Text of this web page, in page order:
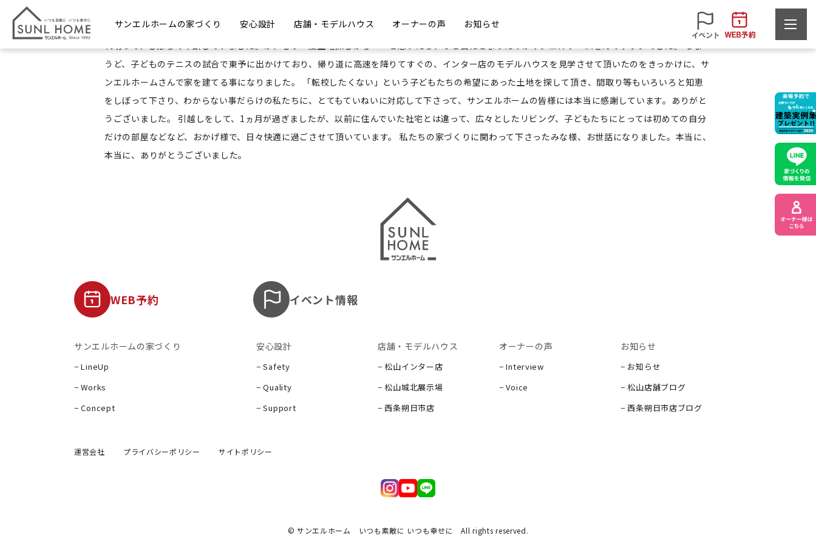
サンエルホームの家づくり 安心設計 店舗・モデルハウス オーナーの声 お知らせ
二年程前、家を建てようと決めて、いろいろなハウスメーカーさんを回り始めました。でも、契約寸前でダメになったり、いろいろあって、心身共に疲
れ切って、しばらく中断していました。が、もう一度土地探しから・・と思いたち、ふと目にとまったのがサンエルホームさんのチラシでした。 ちょ
うど、子どものテニスの試合で東予に出かけており、帰り道に高速を降りてすぐの、インター店のモデルハウスを見学させて頂いたのをきっかけに、サ
ンエルホームさんで家を建てる事になりました。 「転校したくない」という子どもたちの希望にあった土地を探して頂き、間取り等もいろいろと知恵
をしぼって下さり、わからない事だらけの私たちに、とてもていねいに対応して下さって、サンエルホームの皆様には本当に感謝しています。ありがと
うございました。 引越しをして、1ヵ月が過ぎましたが、以前に住んでいた社宅とは違って、広々としたリビング、子どもたちにとっては初めての自分
だけの部屋などなど、おかげ様で、日々快適に過ごさせて頂いています。 私たちの家づくりに関わって下さったみな様、お世話になりました。本当に、
本当に、ありがとうございました。
WEB予約 イベント情報
サンエルホームの家づくり
− LineUp
− Works
− Concept
安心設計
− Safety
− Quality
− Support
店舗・モデルハウス
− 松山インター店
− 松山城北展示場
− 西条朔日市店
オーナーの声
− Interview
− Voice
お知らせ
− お知らせ
− 松山店舗ブログ
− 西条朔日市店ブログ
運営会社 プライバシーポリシー サイトポリシー
© サンエルホーム いつも素敵に いつも幸せにAll rights reserved.